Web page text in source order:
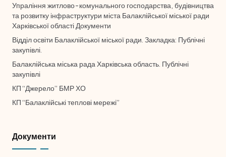
Упраління житлово-комунального господарства, будівництва
та розвитку інфраструктури міста Балаклійської міської ради
Харківської області Документи
Відділ освіти Балаклійської міської ради. Закладка: Публічні
закупівлі.
Балаклійська міська рада Харківська область. Публічні
закупівлі
КП “Джерело” БМР ХО
КП “Балаклійські теплові мережі”
Документи